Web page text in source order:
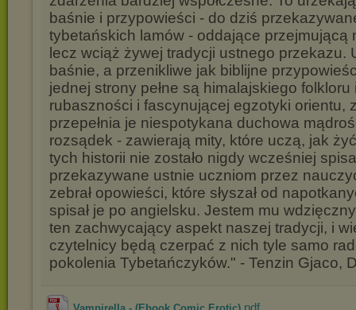
baśnie i przypowieści - do dziś
tybetańskich lamów - oddające przejmującą
lecz wciąż żywej tradycji ustnego przekazu.
baśnie, a przenikliwe jak biblijne
jednej strony pełne są himalajskiego folkloru
rubaszności i fascynującej egzotyki orientu,
przepełnia je niespotykana duchowa
rozsądek - zawierają mity, które uczą, jak
tych historii nie zostało nigdy wcześniej
przekazywane ustnie uczniom przez
zebrał opowieści, które słyszał od
spisał je po angielsku. Jestem mu
ten zachwycający aspekt naszej tradycji, i
czytelnicy będą czerpać z nich tyle samo
pokolenia Tybetańczyków." - Tenzin Gjaco,
.pdf